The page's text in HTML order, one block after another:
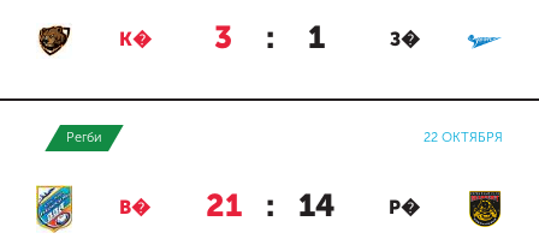
К� 3 : 1 З�
Регби 22 ОКТЯБРЯ
В� 21 : 14 Р�